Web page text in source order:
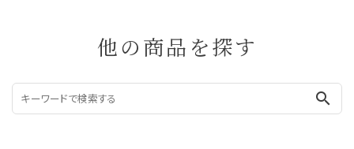
他の商品を探す
search